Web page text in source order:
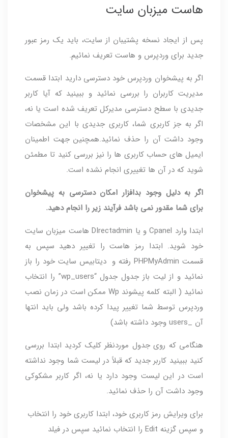
هاست میزبان سایت
پس از ایجاد نسخه پشتیبان از سایت، باید یک رمز عبور
جدید برای وردپرس و هاست تعریف نمائیم.
اگر به پیشخوان وردپرس خود دسترسی دارید ابتدا قسمت
مدیریت کاربران را بررسی نمائید و ببینید که آیا کاربر
جدیدی با سطح دسترسی مدیرکل تعریف شده است یا نه،
اگر به جز کاربری شما، کاربری جدیدی با این مشخصات
وجود داشت آن را حذف نمائید.همچنین جهت اطمینان
ایمیل های حساب کاربری ها را نیز بررسی کنید تا مطمئن
شوید که در آن ها تغییری انجام نشده است.
اگر به دلیل وجود بدافزار امکان دسترسی به پیشخوان
برای شما مقدور نمی باشد فرآیند زیر را انجام دهید.
ابتدا وارد Cpanel و یا DIrectadmin هاست میزبان سایت
خود شوید. ابتدا رمز هاست را تغییر دهید سپس به
قسمت PHPMyAdmin رفته و دیتابیس سایت خود را باز
نمائید و از لیت باز جدول جدول “wp_users” را انتخاب
نمائید ( البته کلمه پیشوند Wp ممکن است در زمان نصب
وردپرس توسط شما تغییر پیدا کرده باشد ولی باید انتها
آن _users وجود داشته باشد)
هنگامی که روی جدول موردنظر کلیک کردید ابتدا بررسی
کنید ببینید کاربر جدید که قبلاً در لیست شما وجود نداشته
است در این لیست وجود دارد یا نه، اگر کاربر مشکوکی
وجود داشت آن را حذف نمائید.
برای ویرایش رمز کاربری خود، ابتدا کاربری خود را انتخاب
و سپس گزینه Edit را انتخاب نمائید سپس در فیلد